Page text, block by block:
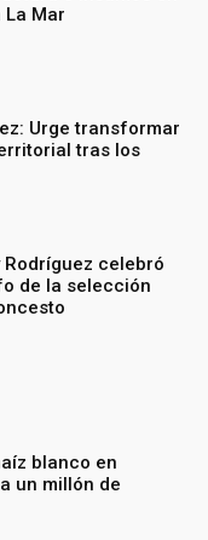
La Mar
Urge transformar
tras los
celebró
de la selección
blanco en
un millón de